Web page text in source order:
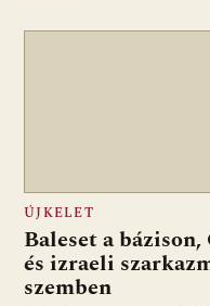
ÚJKELET
Baleset a
és izraeli
szemben